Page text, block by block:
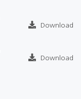
Download
Download